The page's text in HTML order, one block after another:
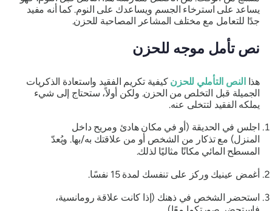
يساعد على استرخاء الجسم ويساعدك على النوم. كما أنه مفيد
جدًا للتعامل مع مختلف المشاعر المصاحبة للحزن.
نص تأمل موجه للحزن
هذاالنص التأملي للحزنكيفية تكريم الفقيد واستعادة الذكريات
الجميلة قبل التخلص من الحزن. ولكن أولاً، ستحتاج إلى شيء
يملكه الفقيد لتتخلى عنه.
اجلس في الحديقة (أو في مكان هادئ ومريح داخل
المنزل) مع تذكار من الشخص أو من علاقتك به/بها. ويُعدّ
المسطح المائي مكانًا مثاليًا لذلك.
أغمض عينيك وركز على تنفسك لمدة 15 نفسًا.
استحضر الشخص في ذهنك (إذا كانت علاقة رومانسية،